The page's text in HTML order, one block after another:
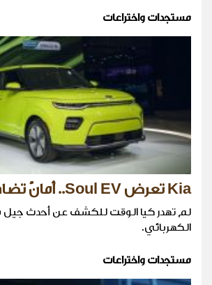
مستجدات واختراعات
Kia تعرض Soul EV.. أمانٌ تضاهيه قوّة
الكهربائي.
مستجدات واختراعات